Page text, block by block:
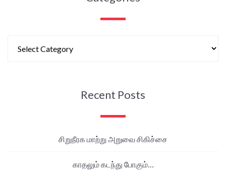
Recent Posts
சிறுநீரக மாற்று அறுவை சிகிச்சை
காதலும் கடந்து போகும்…